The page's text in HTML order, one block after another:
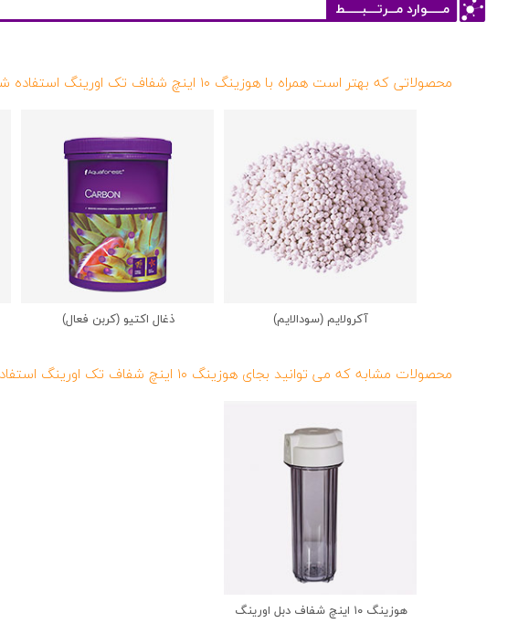
مــــــوارد مـــرتــــبــــــط
محصولاتی که بهتر است همراه با هوزینگ ۱۰ اینچ شفاف تک اورینگ استفاده شود
آکرولایم (سودالایم) ذغال اکتیو (کربن فعال)
محصولات مشابه که می توانید بجای هوزینگ ۱۰ اینچ شفاف تک اورینگ استفاده کنید
هوزینگ ۱۰ اینچ شفاف دبل اورینگ